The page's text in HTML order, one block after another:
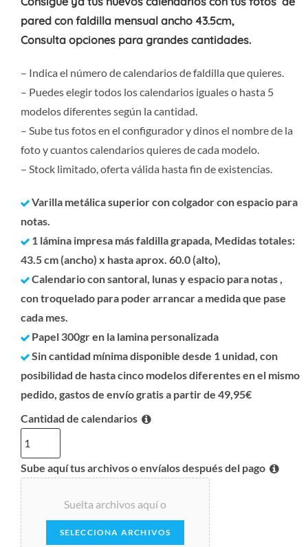
pared con faldilla mensual ancho 43.5cm,
Consulta opciones para grandes cantidades.
– Indica el número de calendarios de faldilla que quieres.
– Puedes elegir todos los calendarios iguales o hasta 5
modelos diferentes según la cantidad.
– Sube tus fotos en el configurador y dinos el nombre de la
foto y cuantos calendarios quieres de cada modelo.
– Stock limitado, oferta válida hasta fin de existencias.
Varilla metálica superior con colgador con espacio para
notas.
1 lámina impresa más faldilla grapada, Medidas totales:
43.5 cm (ancho) x hasta aprox. 60.0 (alto),
Calendario con santoral, lunas y espacio para notas ,
con troquelado para poder arrancar a medida que pase
cada mes.
Papel 300gr en la lamina personalizada
Sin cantidad mínima disponible desde 1 unidad, con
posibilidad de hasta cinco modelos diferentes en el mismo
pedido, gastos de envío gratis a partir de 49,95€
Cantidad de calendarios
Sube aquí tus archivos o envíalos después del pago
Suelta archivos aquí o
SELECCIONA ARCHIVOS